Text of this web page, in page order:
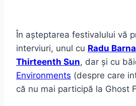
În așteptarea festivalului vă
interviuri, unul cu Radu
Thirteenth Sun, dar și cu
Environments (despre care
că nu mai participă la Ghost